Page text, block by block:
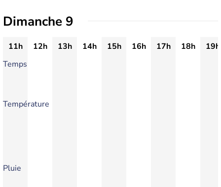
Dimanche 9
11h 12h 13h 14h 15h 16h 17h 18h
19h
Temps
Température
Pluie